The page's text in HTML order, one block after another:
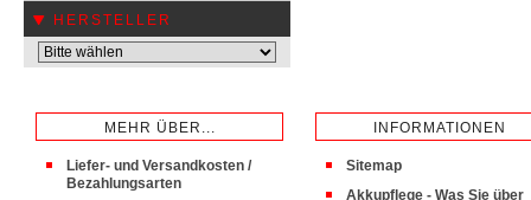
HERSTELLER
MEHR ÜBER...
Liefer- und Versandkosten /
Bezahlungsarten
INFORMATIONEN
Sitemap
Akkupflege - Was Sie über